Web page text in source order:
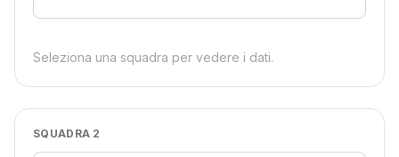
Seleziona una squadra per vedere i dati.
SQUADRA 2